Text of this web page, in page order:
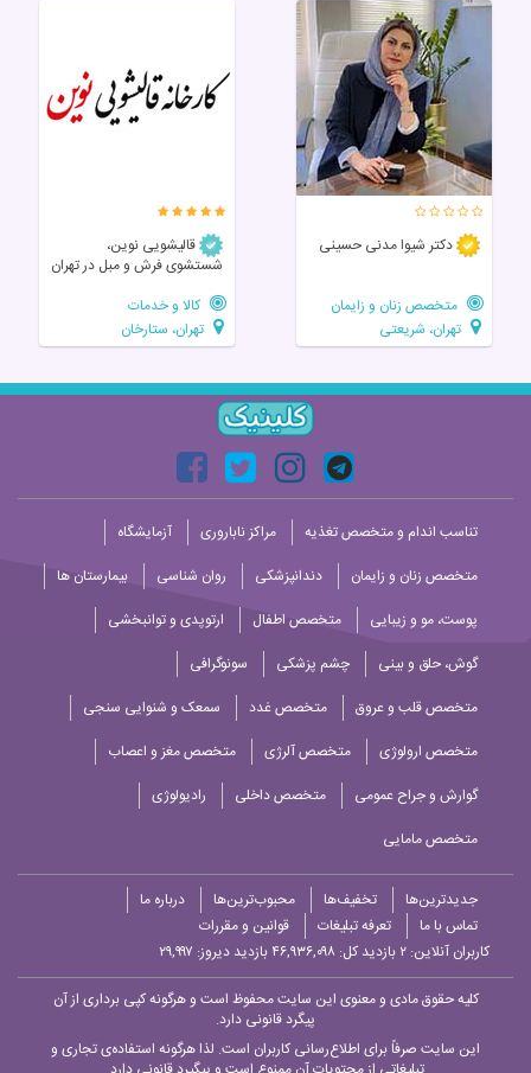
دکتر شیوا مدنی حسینی
متخصص زنان و زایمان
تهران، شریعتی
قالیشویی نوین،
شستشوی فرش و مبل در تهران
کالا و خدمات
تهران، ستارخان
تناسب اندام و متخصص تغذیه مراکز ناباروری
آزمایشگاه
متخصص زنان و زایمان
دندانپزشکی روان شناسی
بیمارستان ها
پوست، مو و زیبایی
متخصص اطفال
ارتوپدی و توانبخشی
گوش، حلق و بینی
چشم پزشکی
سونوگرافی
متخصص قلب و عروق
متخصص غدد
سمعک و شنوایی سنجی
متخصص ارولوژی
متخصص آلرژی
متخصص مغز و اعصاب
گوارش و جراح عمومی
متخصص داخلی
رادیولوژی
متخصص مامایی
جدیدترین‌ها تخفیف‌ها محبوب‌ترین‌ها
درباره ما
تماس با ما
تعرفه تبلیغات
قوانین و مقررات
کاربران آنلاین: ۲ بازدید کل: ۴۶,۹۳۶,۰۹۸
بازدید دیروز: ۲۹,۹۹۷
کلیه حقوق مادی و معنوی این سایت محفوظ است و هرگونه کپی برداری از آن
پیگرد قانونی دارد.
این سایت صرفاً برای اطلاع‌رسانی کاربران است. لذا هرگونه استفاده‌ی تجاری و